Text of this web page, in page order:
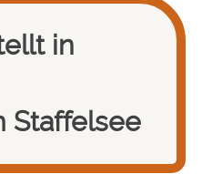
in
Staffelsee